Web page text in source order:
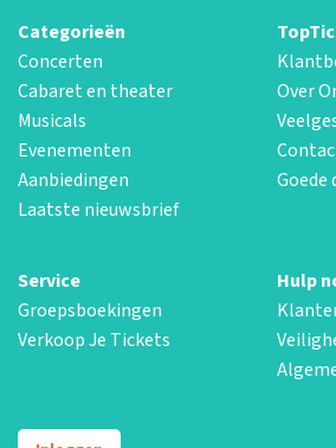
Categorieën
Concerten
Cabaret en theater
Musicals
Evenementen
Aanbiedingen
Laatste nieuwsbrief
Over
Goede
Service
Groepsboekingen
Verkoop Je Tickets
Hulp